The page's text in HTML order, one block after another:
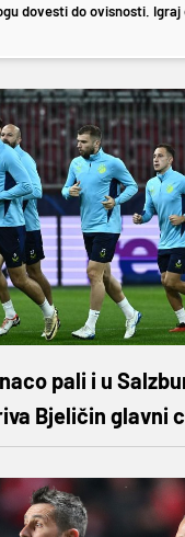
dovesti do ovisnosti. Igraj
pali i u
Bjeličin glavni